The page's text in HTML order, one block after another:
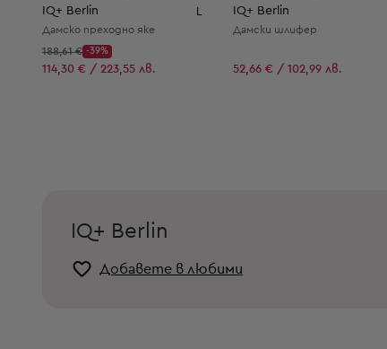
IQ+ Berlin
Дамско преходно яке
Начална цена:
188,61 €
Discount Price:
-39%
Намалена цена:
114,30 € / 223,55 лв.
IQ+ Berlin
Дамски шлифер
52,66 € / 102,99 лв.
IQ+ Berlin
Добавете в любими